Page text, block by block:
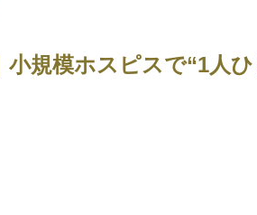
小規模ホスピスで“1人